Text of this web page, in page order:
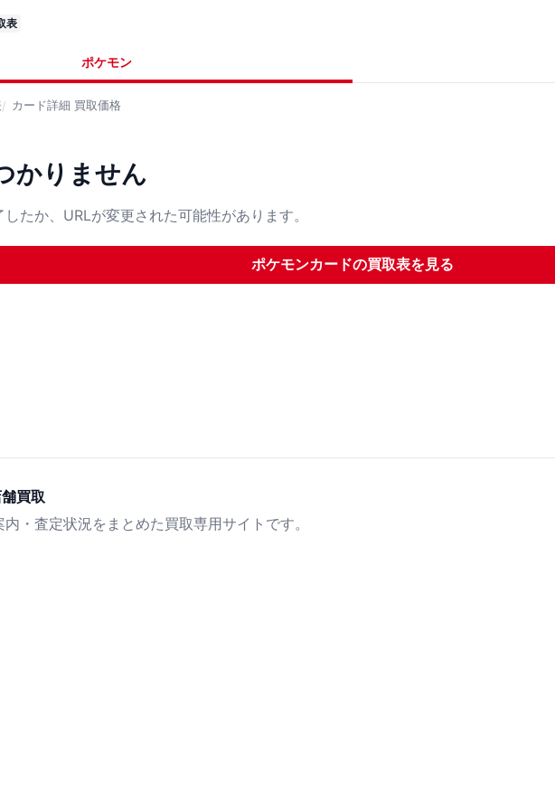
表
ポケモン
カード詳細 買取価格
かりません
たか、URLが変更された可能性があります。
ポケモンカードの買取表を見る
買取
・査定状況をまとめた買取専用サイトです。